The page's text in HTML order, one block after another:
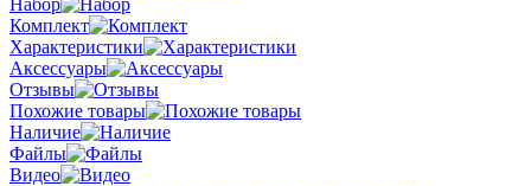
Комплект
Характеристики
Аксессуары
Отзывы
Похожие товары
Наличие
Файлы
Видео